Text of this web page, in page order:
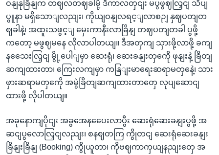
ဝနျနုခြိနျက တဈလတဈခါမို့ ဒီကာလတှငျး မပွဖွဈလြှငျ သိပျ
ပွူနာ မရှိသောျလညျး၊ ကိုယျဝနျလရင့ျလာစဉျ နှဈပတျတ
ဈခါနဲ့၊ အထူးသဖွင့ျ မှေးကာနီးလာခြိနျ တဈပတျတခါ ပွဖို့
ကတော့ မဖွဈမနေ လိုလာပါတယျ။ ဒီအတှကျ သှားဖို့လာဖို့ ခကျ
နသေေးလြှငျ မွို့ပေါျမှာ ဆေးရုံ၊ ဆေးခနျးတှကေို ဖုနျးနဲ့ ခြိတျ
ဆကျထားတာ၊ ကြေးလကျမှာ ကနြျးမာရေးဆရာမတှနေဲ့၊ သား
ဖှားဆရာမတှကေို အမွဲခြိတျဆကျထားတာတှေ လုပျဆောငျ
ထားဖို့ လိုပါတယျ။
အခုနောကျပိုငျး အခွအေနပေေးလာပွီး ဆေးရုံဆေးခနျးပွဖို့ အ
ဆငျပွလောလြှငျလညျး၊ စနဈတကြ ကွိုတငျ ဆေးရုံဆေးခနျး
ခြိနျးခြိနျ (Booking) ကွိုယူတာ၊ ကိုဗဈကာကှယျနညျးတှေ အ